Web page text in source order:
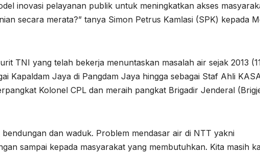
inovasi pelayanan publik untuk meningkatkan akses
secara merata?” tanya Simon Petrus Kamlasi (SPK) kepada
TNI yang telah bekerja menuntaskan masalah air sejak 2013
Kapaldam Jaya di Pangdam Jaya hingga sebagai Staf Ahli
Kolonel CPL dan meraih pangkat Brigadir Jenderal
dan waduk. Problem mendasar air di NTT yakni
sampai kepada masyarakat yang membutuhkan. Kita masih